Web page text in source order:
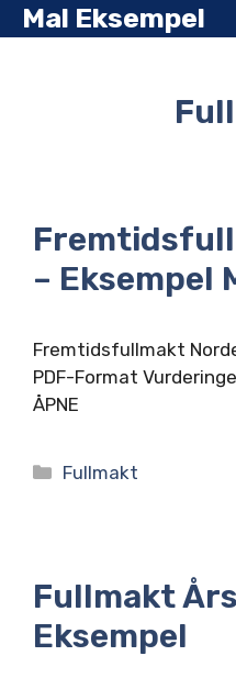
Hopp
til
Mal Eksempel
– Eksempel
Fremtidsfullmakt
PDF-Format
ÅPNE
Kategorier
Fullmakt
Fullmakt
Eksempel